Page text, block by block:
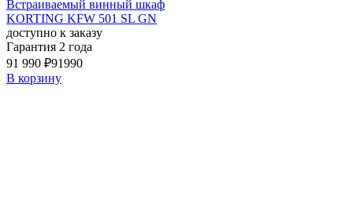
Встраиваемый винный шкаф
KORTING KFW 501 SL GN
доступно к заказу
Гарантия 2 года
91 990 ₽91990
В корзину